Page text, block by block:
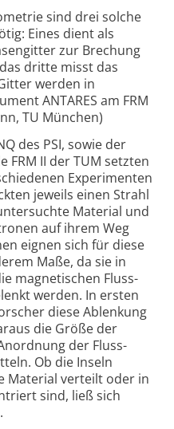
sind drei solche
Eines dient als
zur Brechung
dritte misst das
werden in
ANTARES am FRM
TU München)
des PSI, sowie der
II der TUM setzten
Experi­menten
jeweils einen Strahl
Material und
auf ihrem Weg
eignen sich für diese
Maße, da sie in
magne­tischen Fluss­
werden. In ersten
diese Ablenkung
die Größe der
der Fluss­
Ob die Inseln
Material verteilt oder in
sind, ließ sich